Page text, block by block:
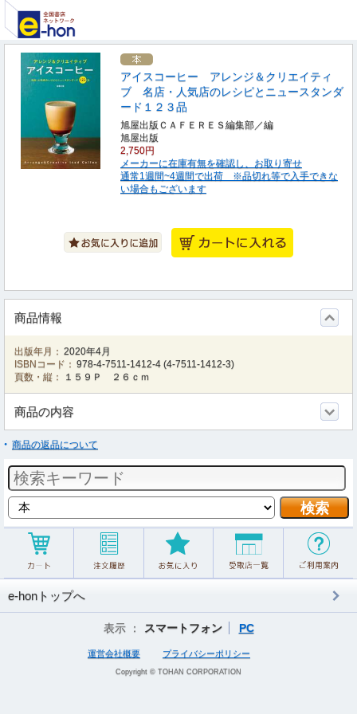
アイスコーヒー アレンジ＆クリエイティ
ブ 名店・人気店のレシピとニュースタンダ
ード１２３品
旭屋出版ＣＡＦＥＲＥＳ編集部／編
旭屋出版
2,750円
メーカーに在庫有無を確認し、お取り寄せ
通常1週間~4週間で出荷 ※品切れ等で入手できな
い場合もございます
商品情報
出版年月： 2020年4月
ISBNコード： 978-4-7511-1412-4 (4-7511-1412-3)
頁数・縦：
１５９Ｐ ２６ｃｍ
商品の内容
商品の返品について
e-honトップへ
表示 ： スマートフォン PC
運営会社概要 プライバシーポリシー
Copyright © TOHAN CORPORATION